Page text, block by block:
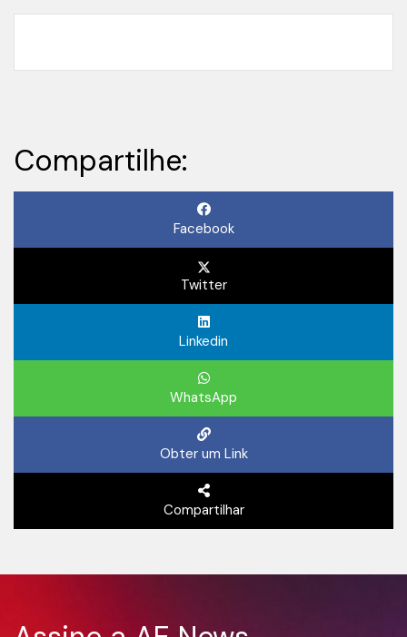
Compartilhe:
Facebook
Twitter
Linkedin
WhatsApp
Obter um Link
Compartilhar